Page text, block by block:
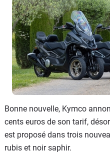
Bonne nouvelle, Kymco
cents euros de son tarif,
est proposé dans trois
rubis et noir saphir.